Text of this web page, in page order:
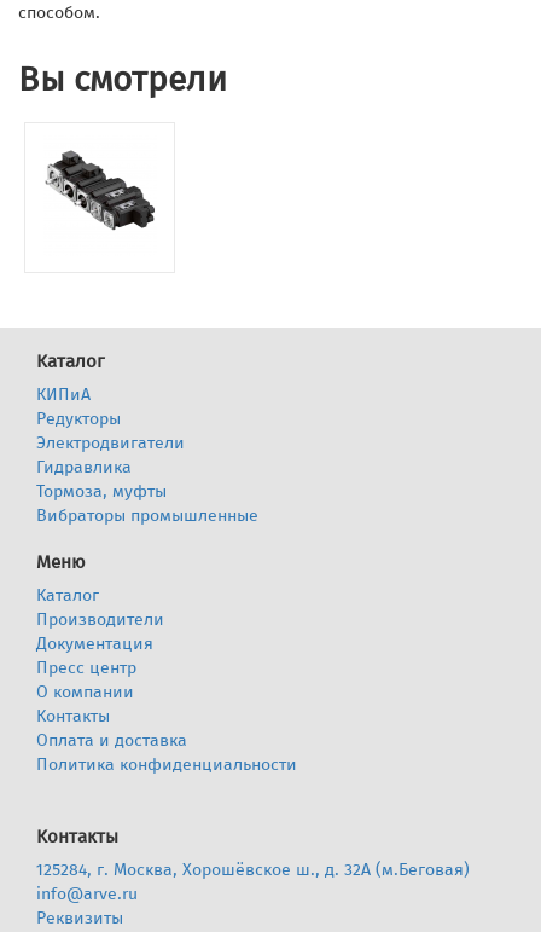
способом.
Вы смотрели
Каталог
КИПиА
Редукторы
Электродвигатели
Гидравлика
Тормоза, муфты
Вибраторы промышленные
Меню
Каталог
Производители
Документация
Пресс центр
О компании
Контакты
Оплата и доставка
Политика конфиденциальности
Контакты
125284, г. Москва, Хорошёвское ш., д. 32А (м.Беговая)
info@arve.ru
Реквизиты